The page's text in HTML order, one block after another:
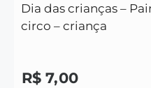
Dia das crianças –
circo – criança
R$ 7,00